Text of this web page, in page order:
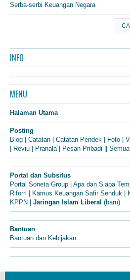
Serba-serbi Keuangan Negara
INFO
MENU
Halaman Utama
Posting
Blog | Catatan | Catatan Pendek | Foto |
| Reviu | Pranala | Pesan Pribadi ||
Portal dan Subsitus
Portal Soneta Group | Apa dan Siapa
Riforri | Kamus Keuangan Safir Senduk |
KPPN | Jaringan Islam Liberal (baru)
Bantuan
Bantuan dan Kebijakan